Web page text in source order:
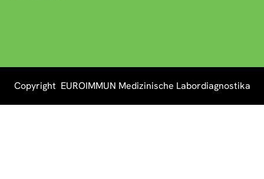
Copyright EUROIMMUN Medizinische Labordiagnostika